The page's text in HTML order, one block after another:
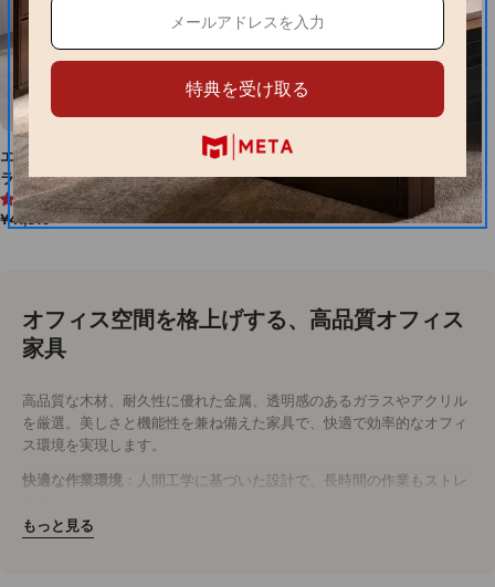
エステベッド 整体べッド ナチュ
ラル 店舗用什器 高密度ウレタン
フォーム リクライニング機能 有
孔デザイン 天然木フレーム 厚手
4.7 (3件)
通
¥41,610
オフィス空間を格上げする、高品質オフィス
家具
高品質な木材、耐久性に優れた金属、透明感のあるガラスやアクリル
を厳選。美しさと機能性を兼ね備えた家具で、快適で効率的なオフィ
ス環境を実現します。
快適な作業環境 ：人間工学に基づいた設計で、長時間の作業もストレ
耐久性抜群
もっと見る
特典を受け取る